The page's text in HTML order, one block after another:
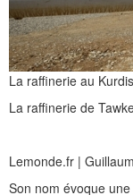
La raffinerie au
La raffinerie de
Lemonde.fr |
Son nom évoque